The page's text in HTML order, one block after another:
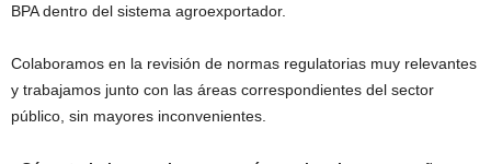
BPA dentro del sistema agroexportador.
Colaboramos en la revisión de normas regulatorias muy relevantes
y trabajamos junto con las áreas correspondientes del sector
público, sin mayores inconvenientes.